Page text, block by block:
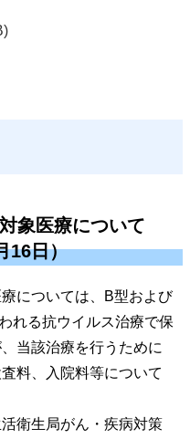
象医療について
16日）
については、B型および
れる抗ウイルス治療で保
当該治療を行うために
料、入院料等について
衛生局がん・疾病対策